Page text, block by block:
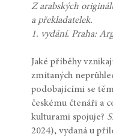
Z arabských
a překladatelek.
1. vydání. Praha:
Jaké příběhy
zmítaných
podobajícími se
českému čtenáři a
kulturami spojuje?
2024), vydaná u